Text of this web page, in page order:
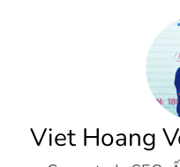
Viet Hoang